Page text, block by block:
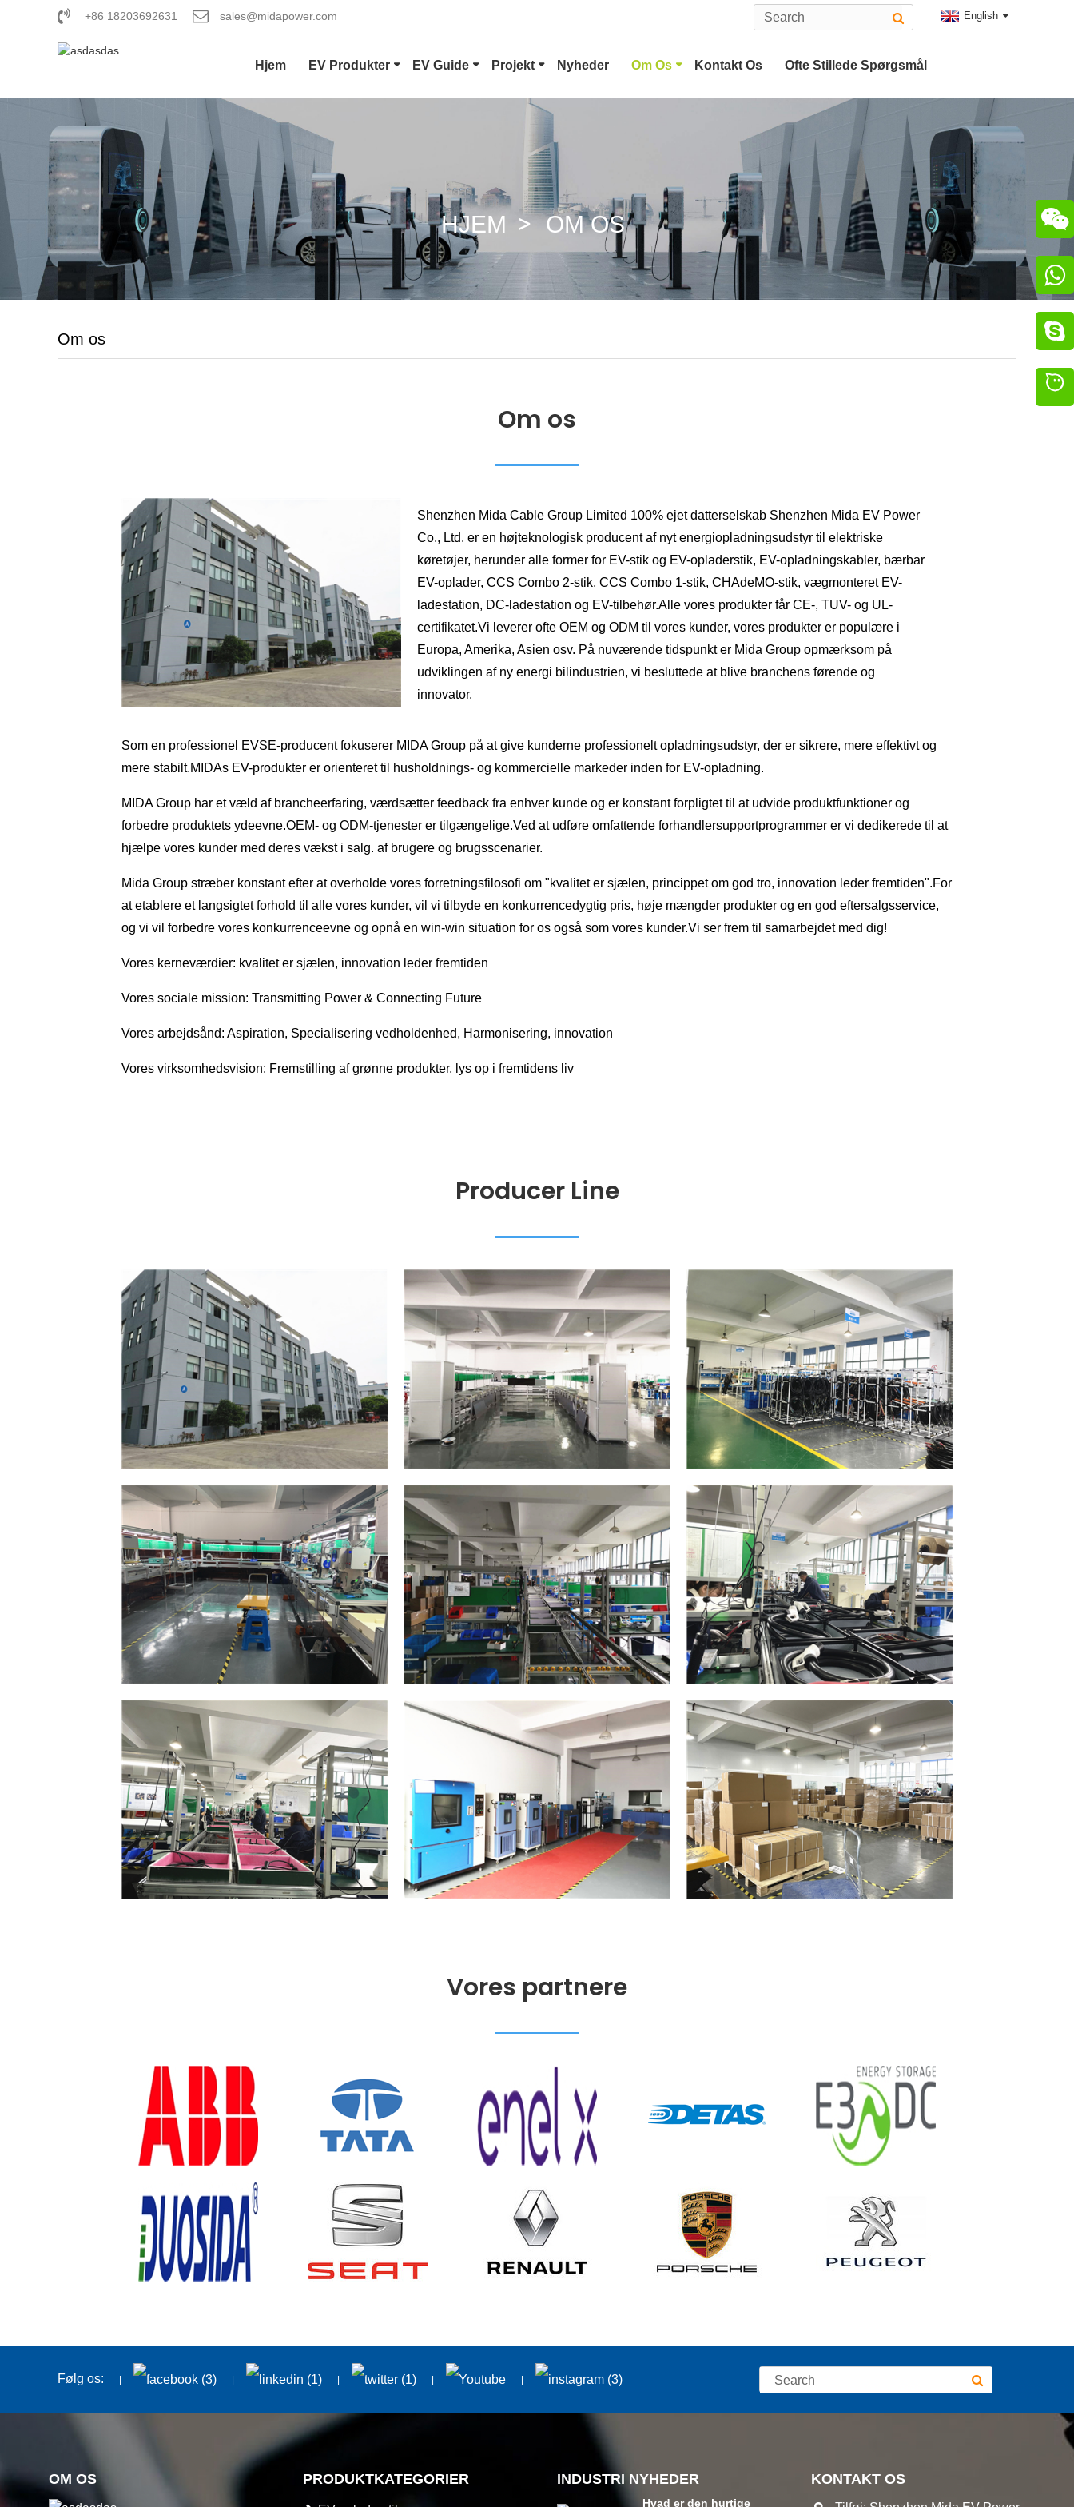
+86 18203692631 sales@midapower.com English
Hjem EV Produkter
Type 2 EV-Stik
CCS Combo 1 Stik CHAdeMO Stik
GB/T DC-Pistol ChaoJi Stik
EV Guide Projekt Nyheder Om Os Kontakt Os Ofte Stillede Spørgsmål
HJEM OM OS
Om os
Om os
Shenzhen Mida Cable Group Limited 100% ejet datterselskab Shenzhen Mida EV Power
Co., Ltd. er en højteknologisk producent af nyt energiopladningsudstyr til elektriske
køretøjer, herunder alle former for EV-stik og EV-opladerstik, EV-opladningskabler, bærbar
EV-oplader, CCS Combo 2-stik, CCS Combo 1-stik, CHAdeMO-stik, vægmonteret EV-
ladestation, DC-ladestation og EV-tilbehør.Alle vores produkter får CE-, TUV- og UL-
certifikatet.Vi leverer ofte OEM og ODM til vores kunder, vores produkter er populære i
Europa, Amerika, Asien osv. På nuværende tidspunkt er Mida Group opmærksom på
udviklingen af ​​ny energi bilindustrien, vi besluttede at blive branchens førende og
innovator.
Som en professionel EVSE-producent fokuserer MIDA Group på at give kunderne professionelt opladningsudstyr, der er sikrere, mere effektivt og
mere stabilt.MIDAs EV-produkter er orienteret til husholdnings- og kommercielle markeder inden for EV-opladning.
MIDA Group har et væld af brancheerfaring, værdsætter feedback fra enhver kunde og er konstant forpligtet til at udvide produktfunktioner og
forbedre produktets ydeevne.OEM- og ODM-tjenester er tilgængelige.Ved at udføre omfattende forhandlersupportprogrammer er vi dedikerede til at
hjælpe vores kunder med deres vækst i salg. af brugere og brugsscenarier.
Mida Group stræber konstant efter at overholde vores forretningsfilosofi om "kvalitet er sjælen, princippet om god tro, innovation leder fremtiden".For
at etablere et langsigtet forhold til alle vores kunder, vil vi tilbyde en konkurrencedygtig pris, høje mængder produkter og en god eftersalgsservice,
og vi vil forbedre vores konkurrenceevne og opnå en win-win situation for os også som vores kunder.Vi ser frem til samarbejdet med dig!
Vores kerneværdier: kvalitet er sjælen, innovation leder fremtiden
Vores sociale mission: Transmitting Power & Connecting Future
Vores arbejdsånd: Aspiration, Specialisering vedholdenhed, Harmonisering, innovation
Vores virksomhedsvision: Fremstilling af grønne produkter, lys op i fremtidens liv
Producer Line
Vores partnere
Følg os:
OM OS PRODUKTKATEGORIER INDUSTRI NYHEDER
Hvad er den hurtige
KONTAKT OS


